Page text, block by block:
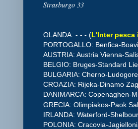
Strasburgo 33
OLANDA: - - - (L'Inter pesca
PORTOGALLO: Benfica-
AUSTRIA: Austria Vienna-
BELGIO: Bruges-Standard
BULGARIA: Cherno-
CROAZIA: Rijeka-Dinamo
DANIMARCA: Copenaghen-
GRECIA: Olimpiakos-Paok
IRLANDA: Waterford-
POLONIA: Cracovia-